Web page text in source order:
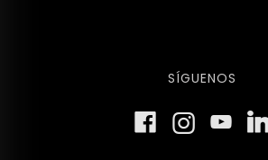
SÍGUENOS